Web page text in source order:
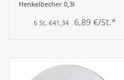
Henkelbecher 0,3l
6 St. €41,34 6,89 €/St.*